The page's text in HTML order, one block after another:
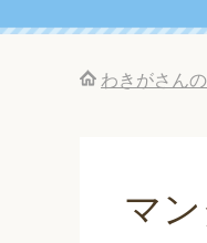
わきがさん
マ